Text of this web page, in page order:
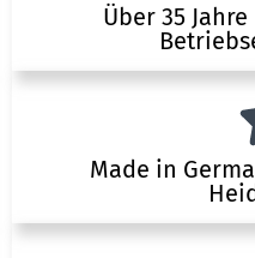
Über 35
Made in